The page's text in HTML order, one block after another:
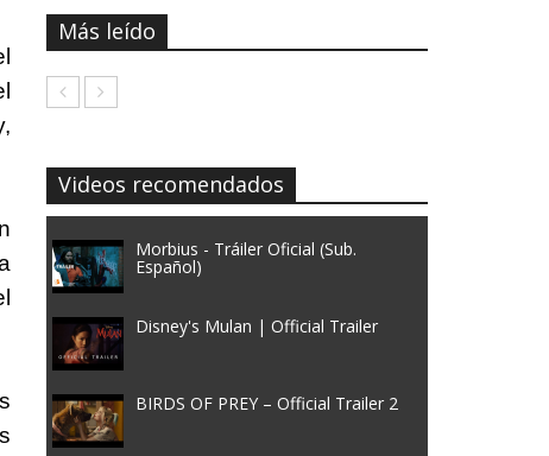
Más leído
Videos recomendados
Morbius - Tráiler Oficial (Sub.
Español)
Disney's Mulan | Official Trailer
BIRDS OF PREY – Official Trailer 2